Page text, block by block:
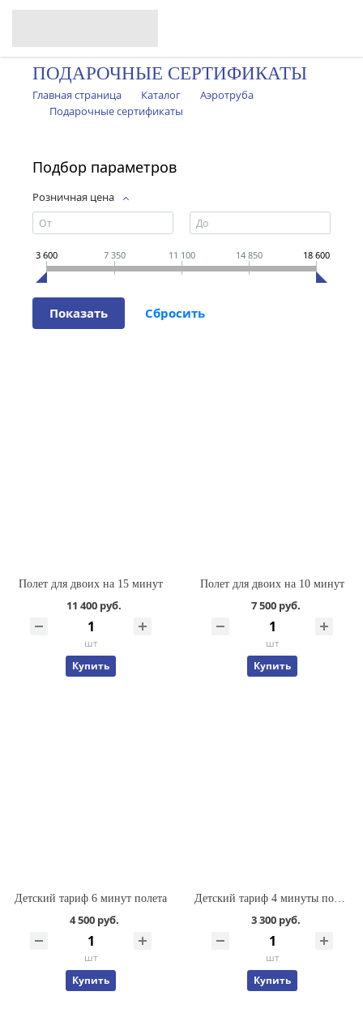
ПОДАРОЧНЫЕ СЕРТИФИКАТЫ
Главная страница Каталог
Аэротруба
Подарочные сертификаты
Подбор параметров
Розничная цена
3 600 7 350 11 100 14 850 18 600
Полет для двоих на 15 минут
11 400 руб.
шт
Купить
Полет для двоих на 10 минут
7 500 руб.
шт
Купить
Детский тариф 6 минут полета
4 500 руб.
шт
Купить
Детский тариф 4 минуты полета
3 300 руб.
шт
Купить